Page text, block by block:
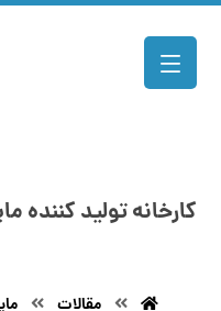
کارخانه تولید
مقالات